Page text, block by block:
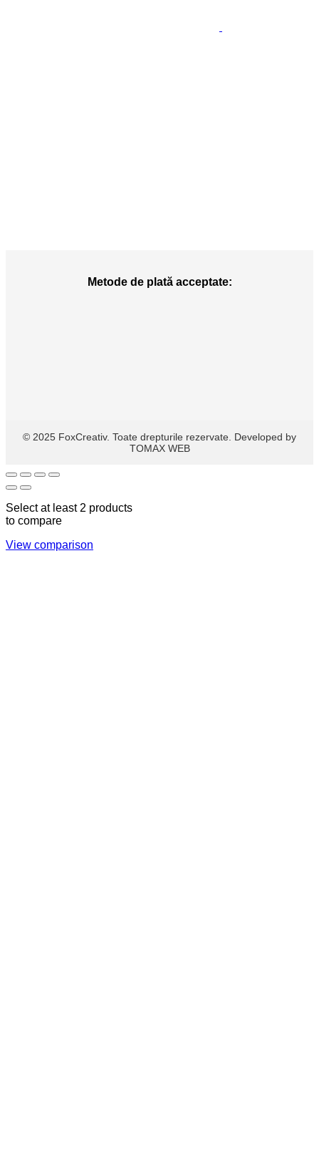
Metode de plată acceptate:
© 2025 FoxCreativ. Toate drepturile rezervate. Developed by
TOMAX WEB
Select at least 2 products
to compare
View comparison